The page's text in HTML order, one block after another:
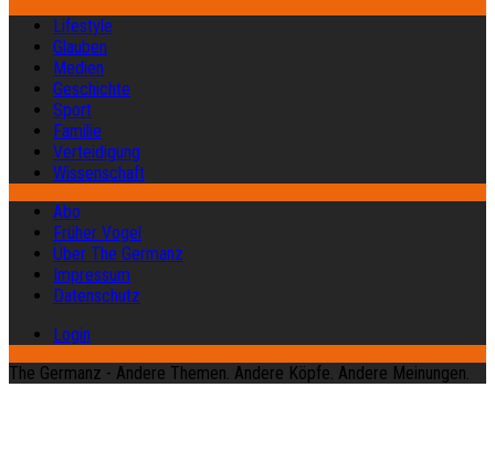
Lifestyle
Glauben
Medien
Geschichte
Sport
Familie
Verteidigung
Wissenschaft
Abo
Früher Vogel
Über The Germanz
Impressum
Datenschutz
Login
The Germanz - Andere Themen. Andere Köpfe. Andere Meinungen.